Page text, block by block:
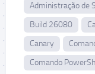
Administração de
Build 26080
Canary
Comando